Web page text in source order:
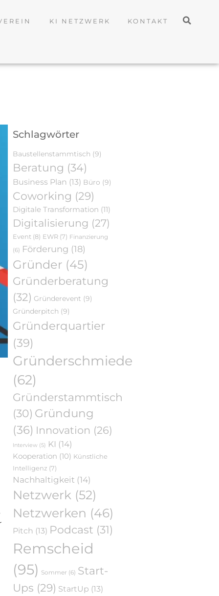
KI NETZWERK KONTAKT
Schlagwörter
Baustellenstammtisch (9)
Beratung (34)
Business Plan (13) Büro (9)
Coworking (29)
Digitale Transformation (11)
Digitalisierung (27)
Event (8) EWR (7) Finanzierung
(6) Förderung (18)
Gründer (45)
Gründerberatung
(32) Gründerevent (9)
Gründerpitch (9)
Gründerquartier
(39)
Gründerschmiede
(62)
Gründerstammtisch
(30) Gründung
(36) Innovation (26)
Interview (5) KI (14)
Kooperation (10) Künstliche
Intelligenz (7)
Nachhaltigkeit (14)
Netzwerk (52)
Netzwerken (46)
Pitch (13) Podcast (31)
Remscheid
(95) Sommer (6) Start-
Ups (29) StartUp (13)